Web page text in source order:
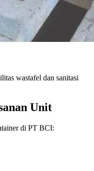
wastafel dan sanitasi
Unit
di PT BCI: